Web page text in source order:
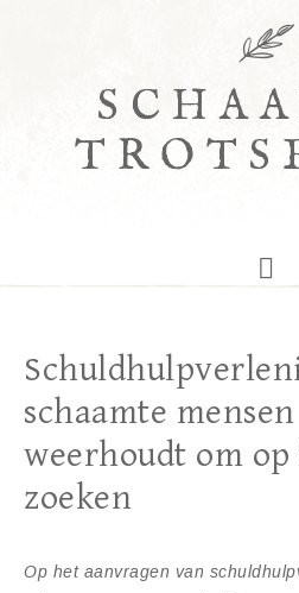
schaamte
weerhoudt om
zoeken
Op het aanvragen van